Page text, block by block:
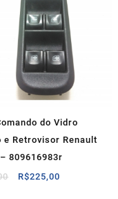
do Vidro
e Retrovisor Renault
809616983r
O
R$225,00